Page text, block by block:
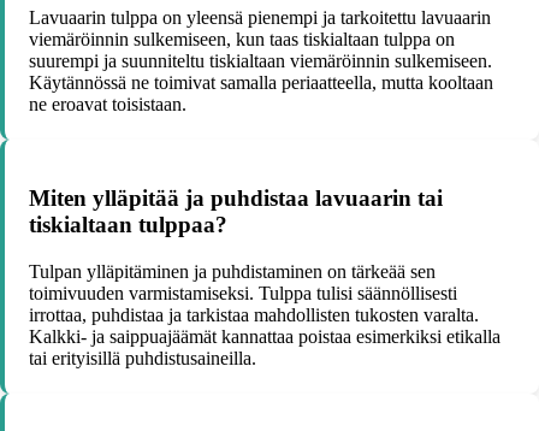
Lavuaarin tulppa on yleensä pienempi ja tarkoitettu lavuaarin
viemäröinnin sulkemiseen, kun taas tiskialtaan tulppa on
suurempi ja suunniteltu tiskialtaan viemäröinnin sulkemiseen.
Käytännössä ne toimivat samalla periaatteella, mutta kooltaan
ne eroavat toisistaan.
Miten ylläpitää ja puhdistaa lavuaarin tai
tiskialtaan tulppaa?
Tulpan ylläpitäminen ja puhdistaminen on tärkeää sen
toimivuuden varmistamiseksi. Tulppa tulisi säännöllisesti
irrottaa, puhdistaa ja tarkistaa mahdollisten tukosten varalta.
Kalkki- ja saippuajäämät kannattaa poistaa esimerkiksi etikalla
tai erityisillä puhdistusaineilla.